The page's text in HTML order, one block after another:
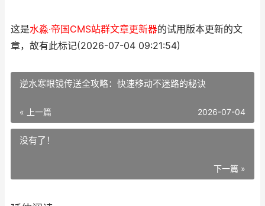
这是水淼·帝国CMS站群文章更新器的试用版本更新的文
章，故有此标记(2026-07-04 09:21:54)
逆水寒眼镜传送全攻略：快速移动不迷路的秘诀
« 上一篇 2026-07-04
没有了！
下一篇 »